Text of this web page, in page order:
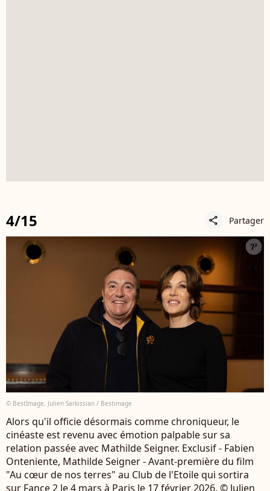
4/15 share Partager
© BestImage, Julien Sarkissian / Bestimage
Alors qu'il officie désormais comme chroniqueur, le
cinéaste est revenu avec émotion palpable sur sa
relation passée avec Mathilde Seigner. Exclusif - Fabien
Onteniente, Mathilde Seigner - Avant-première du film
"Au cœur de nos terres" au Club de l'Etoile qui sortira
sur Fance 2 le 4 mars à Paris le 17 février 2026. © Julien